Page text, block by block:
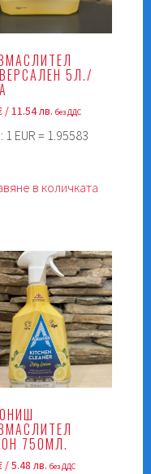
5Л./
/ 11.54 лв.без ДДС
1 EUR = 1.95583
в количката
750МЛ.
/ 5.48 лв.без ДДС